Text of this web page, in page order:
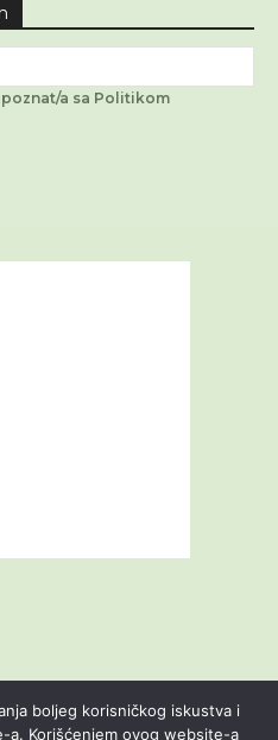
a sa Politikom
boljeg korisničkog iskustva i
Korišćenjem ovog website-a